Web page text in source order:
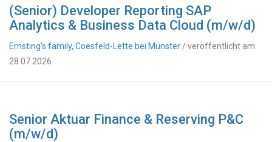
(Senior) Developer Reporting SAP
Analytics & Business Data Cloud (m/w/d)
Ernsting's family, Coesfeld-Lette bei Münster / veröffentlicht am
28.07.2026
Senior Aktuar Finance & Reserving P&C
(m/w/d)